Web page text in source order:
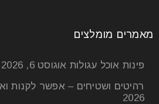
מאמרים מומלצים
פינות אוכל עגולות אוגוסט 6, 2026
רהיטים ושטיחים – אפשר לקנות
2026